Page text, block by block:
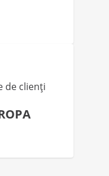
de clienți